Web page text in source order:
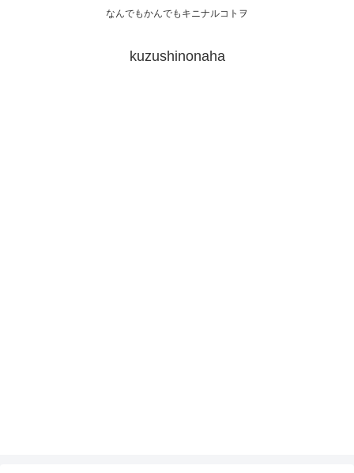
なんでもかんでもキニナルコトヲ
kuzushinonaha